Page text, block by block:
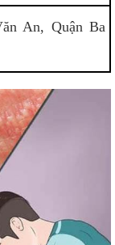
An, Quận Ba